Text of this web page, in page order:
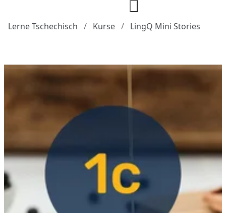
Lerne Tschechisch Kurse LingQ Mini Stories